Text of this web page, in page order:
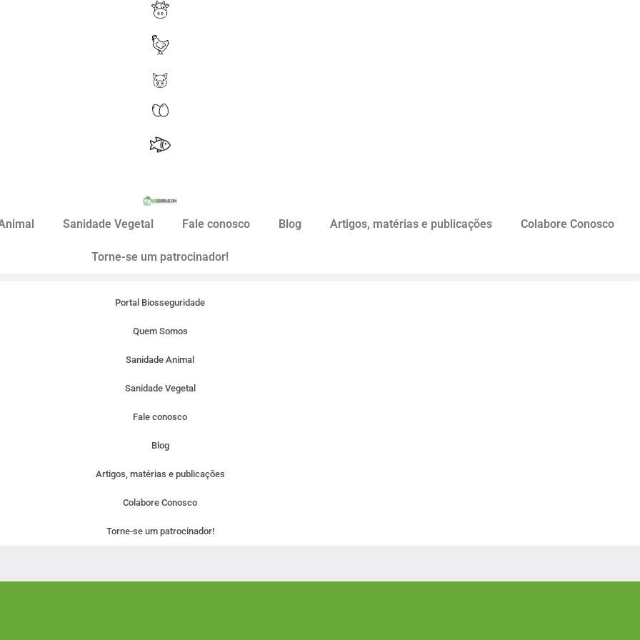
Sanidade Vegetal Fale conosco Blog Artigos, matérias e publicações Colabore Conosco
Torne-se um patrocinador!
Portal Biosseguridade
Quem Somos
Sanidade Animal
Sanidade Vegetal
Fale conosco
Blog
Artigos, matérias e publicações
Colabore Conosco
Torne-se um patrocinador!